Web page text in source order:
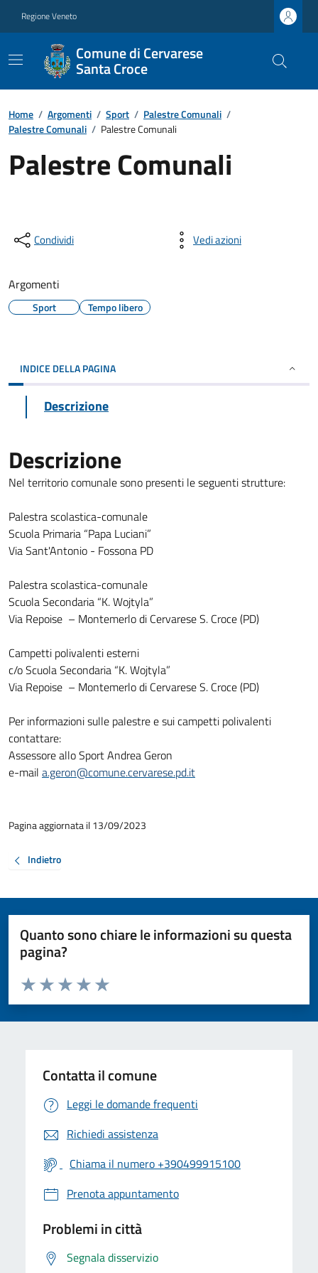
Regione Veneto
Comune di Cervarese
Santa Croce
Home / Argomenti / Sport / Palestre Comunali /
Palestre Comunali / Palestre Comunali
Palestre Comunali
Condividi Vedi azioni
Argomenti
Sport Tempo libero
INDICE DELLA PAGINA
Descrizione
Descrizione
Nel territorio comunale sono presenti le seguenti strutture:
Palestra scolastica-comunale
Scuola Primaria “Papa Luciani”
Via Sant'Antonio - Fossona PD
Palestra scolastica-comunale
Scuola Secondaria “K. Wojtyla”
Via Repoise – Montemerlo di Cervarese S. Croce (PD)
Campetti polivalenti esterni
c/o Scuola Secondaria “K. Wojtyla”
Via Repoise – Montemerlo di Cervarese S. Croce (PD)
Per informazioni sulle palestre e sui campetti polivalenti
contattare:
Assessore allo Sport Andrea Geron
e-mail a.geron@comune.cervarese.pd.it
Pagina aggiornata il 13/09/2023
Indietro
Quanto sono chiare le informazioni su questa
pagina?
Valuta da 1 a 5 stelle la pagina
Valuta 5 stelle su 5
Valuta 4 stelle su 5
Valuta 3 stelle su 5
Valuta 2 stelle su 5
Valuta 1 stelle su 5
Contatta il comune
Leggi le domande frequenti
Richiedi assistenza
Chiama il numero +390499915100
Prenota appuntamento
Problemi in città
Segnala disservizio